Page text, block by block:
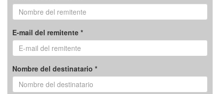
E-mail del remitente *
Nombre del destinatario *